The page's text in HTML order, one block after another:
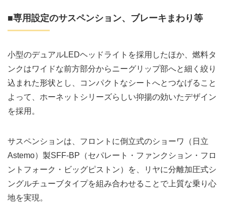
■専用設定のサスペンション、ブレーキまわり等
小型のデュアルLEDヘッドライトを採用したほか、燃料タ
ンクはワイドな前方部分からニーグリップ部へと細く絞り
込まれた形状とし、コンパクトなシートへとつなげること
よって、ホーネットシリーズらしい抑揚の効いたデザイン
を採用。
サスペンションは、フロントに倒立式のショーワ（日立
Astemo）製SFF-BP（セパレート・ファンクション・フロ
ントフォーク・ビッグピストン）を、リヤに分離加圧式シ
ングルチューブタイプを組み合わせることで上質な乗り心
地を実現。